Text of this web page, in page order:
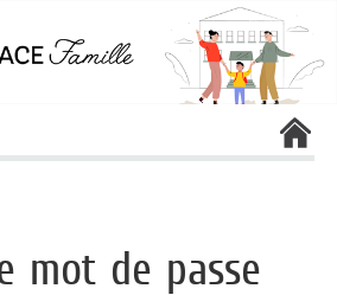
mot de passe